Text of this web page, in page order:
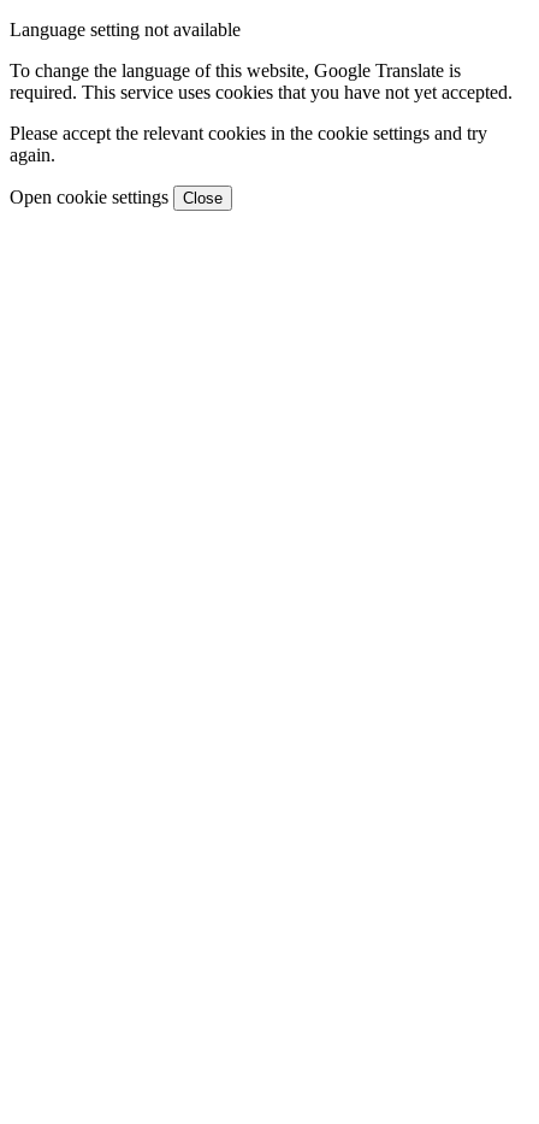
Language setting not available
To change the language of this website, Google Translate is
required. This service uses cookies that you have not yet accepted.
Please accept the relevant cookies in the cookie settings and try
again.
Open cookie settings Close